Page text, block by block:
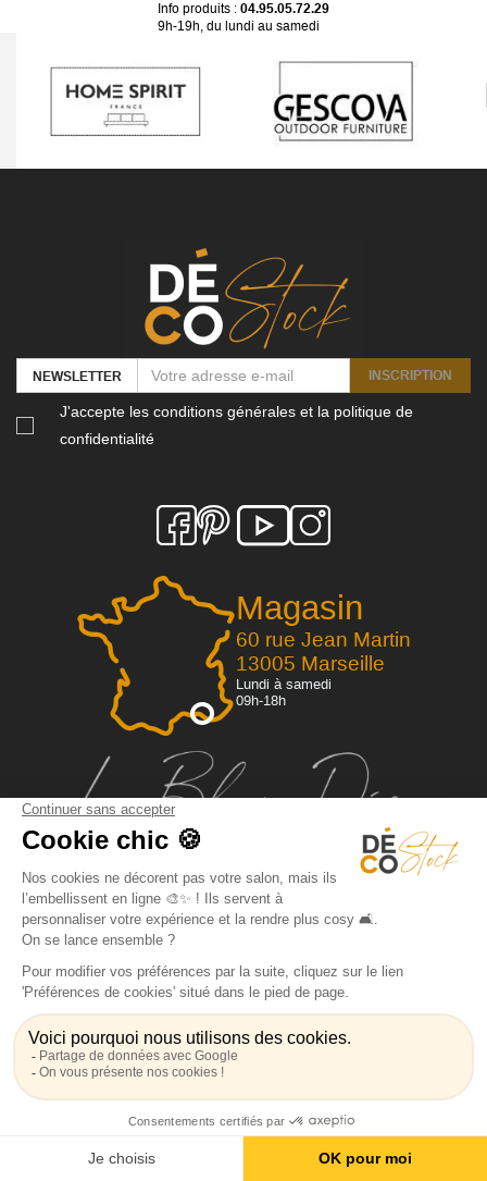
Info produits : 04.95.05.72.29
9h-19h, du lundi au samedi
Magasin
60 rue Jean Martin
13005 Marseille
Lundi à samedi
09h-18h
NEWSLETTER INSCRIPTION
J'accepte les conditions générales et la politique de
confidentialité
Qui sommes-nous? Dossier de presse
Espace pro
Politique de confidentialité
Livraison
Paiement sécurisé et facilités de paiement
Canapé Rapido Fauteuil Cuir
© 2026 Decostock